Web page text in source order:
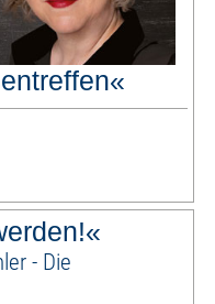
- Die